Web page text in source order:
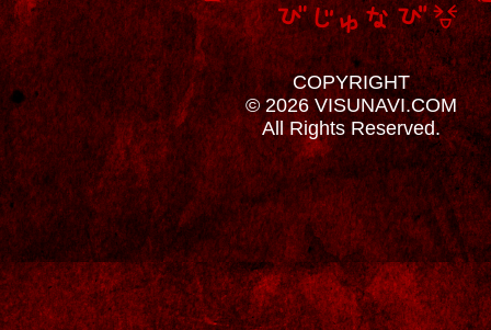
COPYRIGHT
© 2026 VISUNAVI.COM
All Rights Reserved.